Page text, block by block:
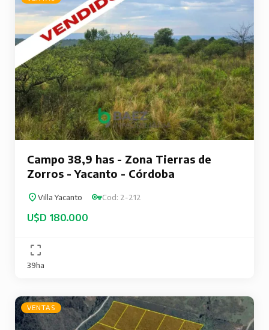
Campo 38,9 has - Zona Tierras de
Zorros - Yacanto - Córdoba
Villa Yacanto Cod: 2-212
U$D 180.000
39ha
VENTAS